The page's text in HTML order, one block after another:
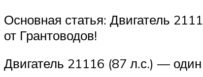
Основная статья: Двигатель
от Грантоводов!
Двигатель 21116 (87 л.с.) —